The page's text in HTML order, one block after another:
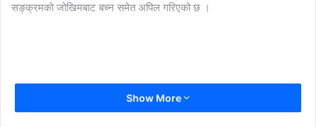
सङ्क्रमको जोखिमबाट बच्न समेत अपिल गरिएको छ ।
Show More